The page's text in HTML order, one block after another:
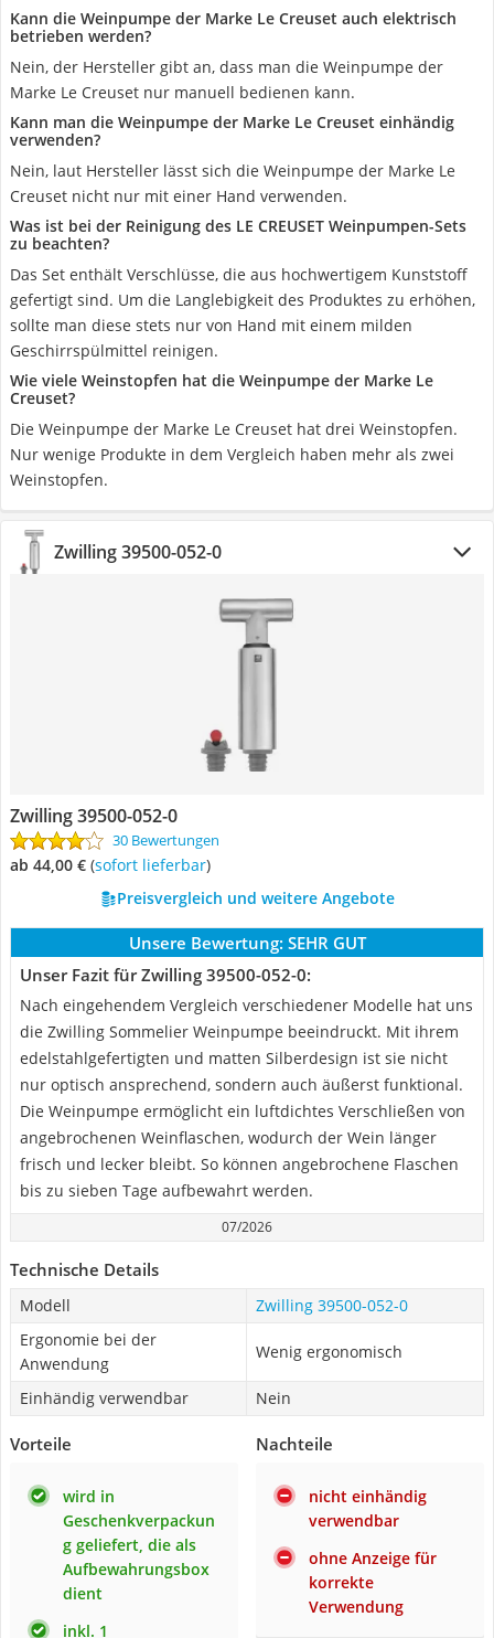
Kann die Weinpumpe der Marke Le Creuset auch elektrisch
betrieben werden?
Nein, der Hersteller gibt an, dass man die Weinpumpe der
Marke Le Creuset nur manuell bedienen kann.
Kann man die Weinpumpe der Marke Le Creuset einhändig
verwenden?
Nein, laut Hersteller lässt sich die Weinpumpe der Marke Le
Creuset nicht nur mit einer Hand verwenden.
Was ist bei der Reinigung des LE CREUSET Weinpumpen-Sets
zu beachten?
Das Set enthält Verschlüsse, die aus hochwertigem Kunststoff
gefertigt sind. Um die Langlebigkeit des Produktes zu erhöhen,
sollte man diese stets nur von Hand mit einem milden
Geschirrspülmittel reinigen.
Wie viele Weinstopfen hat die Weinpumpe der Marke Le
Creuset?
Die Weinpumpe der Marke Le Creuset hat drei Weinstopfen.
Nur wenige Produkte in dem Vergleich haben mehr als zwei
Weinstopfen.
Zwilling 39500-052-0
Zwilling 39500-052-0
30 Bewertungen
ab 44,00 € ( Sofort lieferbar)
Preisvergleich und weitere Angebote
Unsere Bewertung: SEHR GUT
Unser Fazit für Zwilling 39500-052-0:
Nach eingehendem Vergleich verschiedener Modelle hat uns
die Zwilling Sommelier Weinpumpe beeindruckt. Mit ihrem
edelstahlgefertigten und matten Silberdesign ist sie nicht
nur optisch ansprechend, sondern auch äußerst funktional.
Die Weinpumpe ermöglicht ein luftdichtes Verschließen von
angebrochenen Weinflaschen, wodurch der Wein länger
frisch und lecker bleibt. So können angebrochene Flaschen
bis zu sieben Tage aufbewahrt werden.
07/2026
Technische Details
Modell
Zwilling 39500-052-0
Ergonomie bei der
Anwendung
Wenig ergonomisch
Einhändig verwendbar Nein
Vorteile
wird in
Geschenkverpackun
g geliefert, die als
Aufbewahrungsbox
dient
inkl. 1
Nachteile
nicht einhändig
verwendbar
ohne Anzeige für
korrekte
Verwendung